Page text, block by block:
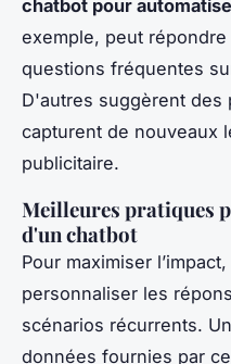
chatbot pour
exemple, peut
questions fréquentes
D'autres suggèrent des
capturent de nouveaux
publicitaire.
Meilleures pratiques
d'un chatbot
Pour maximiser
personnaliser les
scénarios récurrents.
données fournies par